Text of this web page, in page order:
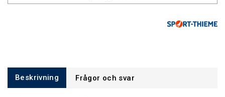
Beskrivning Frågor och svar